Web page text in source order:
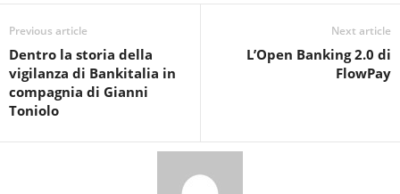
Previous article
Dentro la storia della
vigilanza di Bankitalia in
compagnia di Gianni
Toniolo
Next article
L’Open Banking 2.0 di
FlowPay